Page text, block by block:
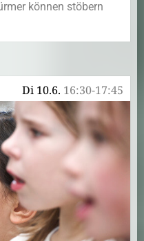
können stöbern
Di 10.6. 16:30-17:45